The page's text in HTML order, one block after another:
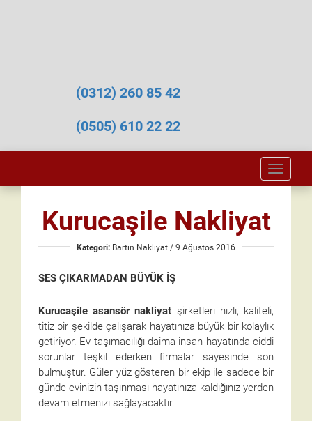
(0312) 260 85 42
(0505) 610 22 22
Toggle
Kurucaşile Nakliyat
Kategori: Bartın Nakliyat / 9 Ağustos 2016
SES ÇIKARMADAN BÜYÜK İŞ
Kurucaşile asansör nakliyat şirketleri hızlı, kaliteli,
titiz bir şekilde çalışarak hayatınıza büyük bir kolaylık
getiriyor. Ev taşımacılığı daima insan hayatında ciddi
sorunlar teşkil ederken firmalar sayesinde son
bulmuştur. Güler yüz gösteren bir ekip ile sadece bir
günde evinizin taşınması hayatınıza kaldığınız yerden
devam etmenizi sağlayacaktır.